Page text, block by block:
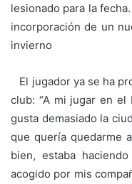
lesionado para la
incorporación de un
invierno
El jugador ya se ha
club: “A mi jugar en el
gusta demasiado la
que quería quedarme
bien, estaba
acogido por mis